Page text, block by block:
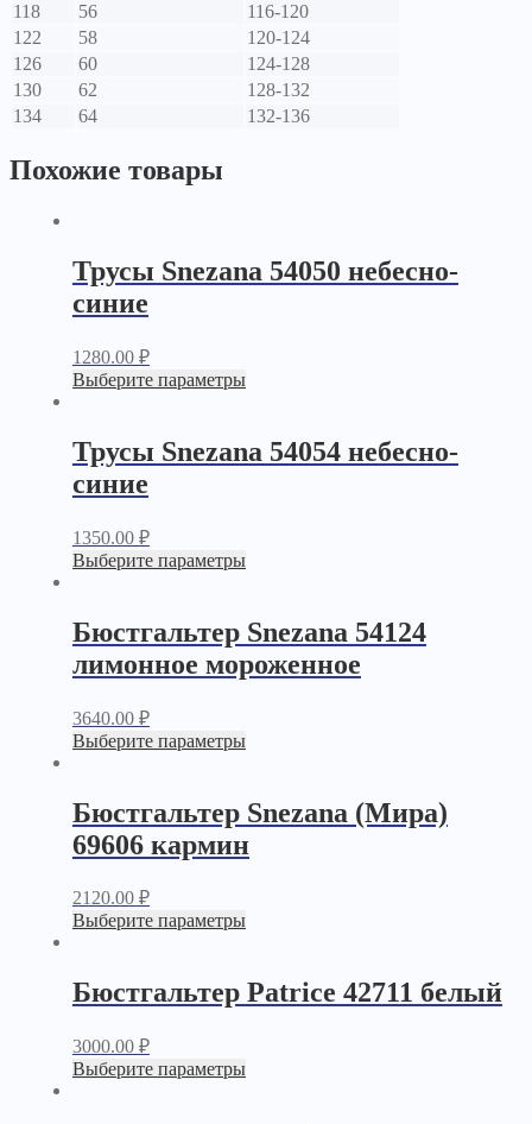
118 56
116-120
122
58
120-124
126
60
124-128
130
62
128-132
134
64 132-136
Похожие товары
Трусы Snezana 54050 небесно-
синие
1280.00 ₽
Выберите параметры
Трусы Snezana 54054 небесно-
синие
1350.00 ₽
Выберите параметры
Бюстгальтер Snezana 54124
лимонное мороженное
3640.00 ₽
Выберите параметры
Бюстгальтер Snezana (Мира)
69606 кармин
2120.00 ₽
Выберите параметры
Бюстгальтер Patrice 42711 белый
3000.00 ₽
Выберите параметры